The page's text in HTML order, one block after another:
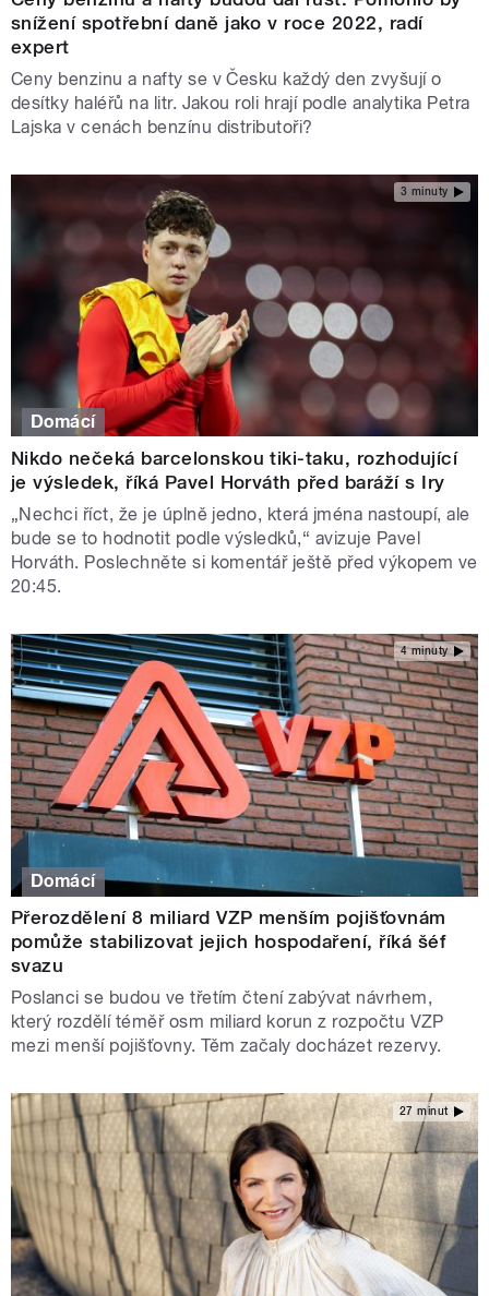
snížení spotřební daně jako v roce 2022, radí
expert
Ceny benzinu a nafty se v Česku každý den zvyšují o
desítky haléřů na litr. Jakou roli hrají podle analytika Petra
Lajska v cenách benzínu distributoři?
3 minuty
Domácí
Nikdo nečeká barcelonskou tiki-taku, rozhodující
je výsledek, říká Pavel Horváth před baráží s Iry
„Nechci říct, že je úplně jedno, která jména nastoupí, ale
bude se to hodnotit podle výsledků,“ avizuje Pavel
Horváth. Poslechněte si komentář ještě před výkopem ve
20:45.
4 minuty
Domácí
Přerozdělení 8 miliard VZP menším pojišťovnám
pomůže stabilizovat jejich hospodaření, říká šéf
svazu
Poslanci se budou ve třetím čtení zabývat návrhem,
který rozdělí téměř osm miliard korun z rozpočtu VZP
mezi menší pojišťovny. Těm začaly docházet rezervy.
27 minut